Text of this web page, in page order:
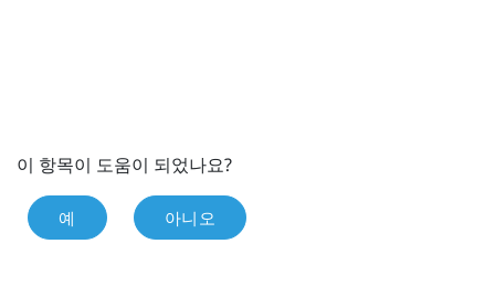
이 항목이 도움이 되었나요?
예 아니오